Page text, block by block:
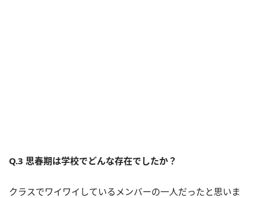
Q.3 思春期は学校でどんな存在でしたか？
クラスでワイワイしているメンバーの一人だったと思いま